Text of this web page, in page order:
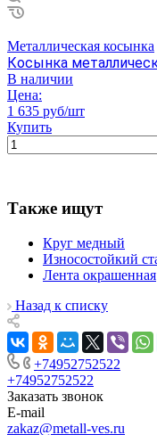
Металлическая косынка
Косынка
В наличии
Цена:
1 635 руб/шт
Купить
Также ищут
Круг медный
Износостойкий
Лента окрашенная
Назад к списку
+74952752522
+74952752522
Заказать звонок
E-mail
zakaz@metall-ves.ru